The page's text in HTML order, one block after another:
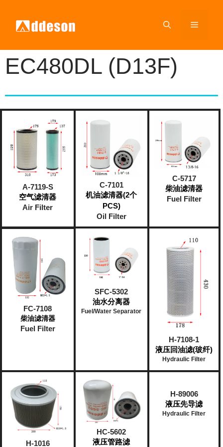
EC480DL (D13F)
A-7119-S
空气滤清器
Air Filter
C-7101
机油滤清器(2个
PCS)
Oil Filter
C-5717
柴油滤清器
Fuel Filter
FC-7108
柴油滤清器
Fuel Filter
SFC-5302
油水分离器
Fuel/Water Separator
H-7108-1
液压回油滤(玻纤)
Hydraulic Filter
H-1016
HC-5602
液压管路滤
H-89006
液压先导滤
Hydraulic Filter